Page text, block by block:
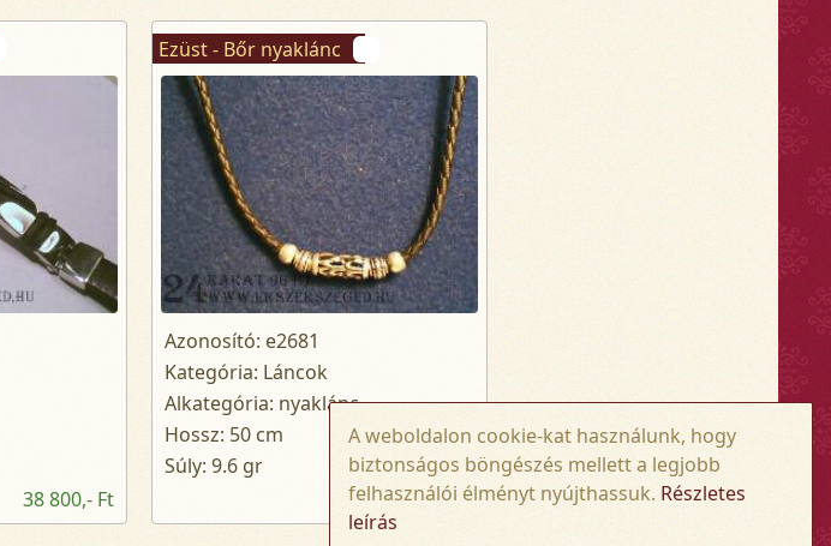
38 800,- Ft
Ezüst - Bőr nyaklánc
Azonosító: e2681
Kategória: Láncok
Alkategória: nyaklánc
Hossz: 50 cm
Súly: 9.6 gr
38 400,- Ft
A weboldalon cookie-kat használunk, hogy
biztonságos böngészés mellett a legjobb
felhasználói élményt nyújthassuk. Részletes
leírás